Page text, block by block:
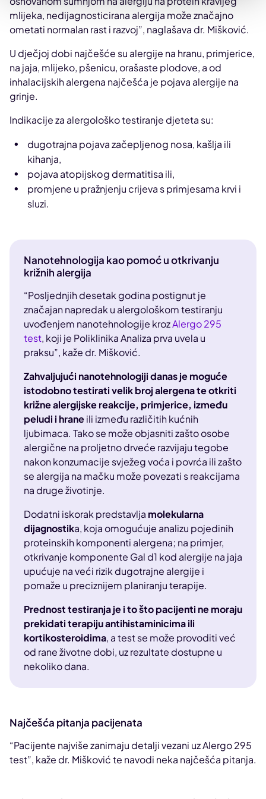
mlijeka, nedijagnosticirana alergija može značajno
ometati normalan rast i razvoj”, naglašava dr. Mišković.
U dječjoj dobi najčešće su alergije na hranu, primjerice,
na jaja, mlijeko, pšenicu, orašaste plodove, a od
inhalacijskih alergena najčešća je pojava alergije na
grinje.
Indikacije za alergološko testiranje djeteta su:
dugotrajna pojava začepljenog nosa, kašlja ili
kihanja,
pojava atopijskog dermatitisa ili,
promjene u pražnjenju crijeva s primjesama krvi i
sluzi.
Nanotehnologija kao pomoć u otkrivanju
križnih alergija
“Posljednjih desetak godina postignut je
značajan napredak u alergološkom testiranju
uvođenjem nanotehnologije krozAlergo 295
test, koji je Poliklinika Analiza prva uvela u
praksu”, kaže dr. Mišković.
Zahvaljujući nanotehnologiji danas je moguće
istodobno testirati velik broj alergena te otkriti
križne alergijske reakcije, primjerice, između
peludi i hraneili između različitih kućnih
ljubimaca. Tako se može objasniti zašto osobe
alergične na proljetno drveće razvijaju tegobe
nakon konzumacije svježeg voća i povrća ili zašto
se alergija na mačku može povezati s reakcijama
na druge životinje.
Dodatni iskorak predstavlja molekularna
dijagnostika, koja omogućuje analizu pojedinih
proteinskih komponenti alergena; na primjer,
otkrivanje komponente Gal d1 kod alergije na jaja
upućuje na veći rizik dugotrajne alergije i
pomaže u preciznijem planiranju terapije.
Prednost testiranja je i to što pacijenti ne moraju
prekidati terapiju antihistaminicima ili
kortikosteroidima, a test se može provoditi već
od rane životne dobi, uz rezultate dostupne u
nekoliko dana.
Najčešća pitanja pacijenata
“Pacijente najviše zanimaju detalji vezani uz Alergo 295
test”, kaže dr. Mišković te navodi neka najčešća pitanja.